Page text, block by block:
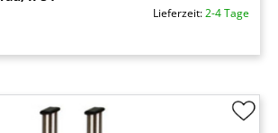
Lieferzeit:2-4 Tage